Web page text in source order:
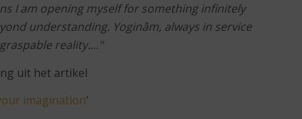
I am opening myself for something infinitely
understanding. Yoginâm, always in service
reality...."
uit het artikel
imagination'